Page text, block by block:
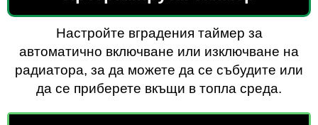
Настройте вградения таймер за
автоматично включване или изключване на
радиатора, за да можете да се събудите или
да се приберете вкъщи в топла среда.